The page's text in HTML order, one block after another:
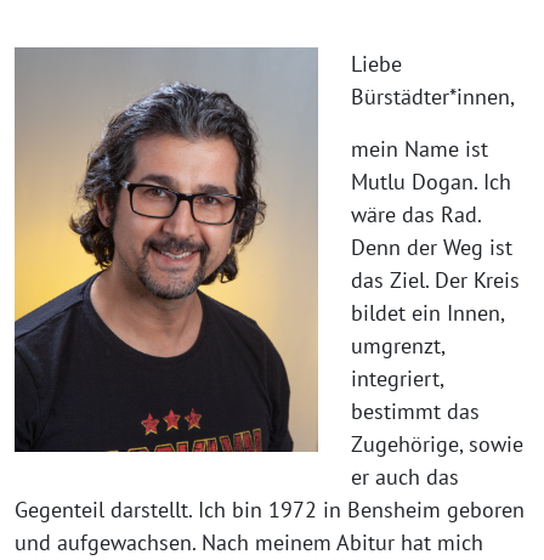
Liebe
Bürstädter*innen,
mein Name ist
Mutlu Dogan. Ich
wäre das Rad.
Denn der Weg ist
das Ziel. Der Kreis
bildet ein Innen,
umgrenzt,
integriert,
bestimmt das
Zugehörige, sowie
er auch das
Gegenteil darstellt. Ich bin 1972 in Bensheim geboren
und aufgewachsen. Nach meinem Abitur hat mich